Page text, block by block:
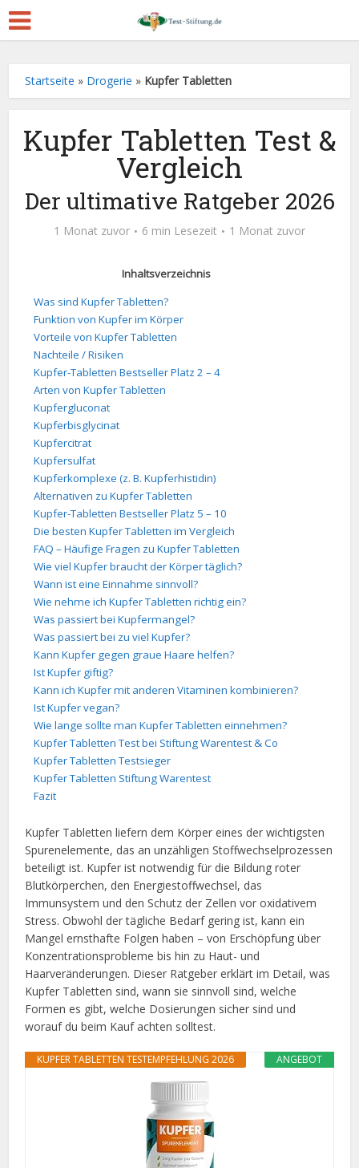
Startseite » Drogerie » Kupfer Tabletten
Kupfer Tabletten Test &
Vergleich
Der ultimative Ratgeber 2026
1 Monat zuvor 6 min Lesezeit 1 Monat zuvor
Inhaltsverzeichnis
Was sind Kupfer Tabletten?
Funktion von Kupfer im Körper
Vorteile von Kupfer Tabletten
Nachteile / Risiken
Kupfer-Tabletten Bestseller Platz 2 – 4
Arten von Kupfer Tabletten
Kupfergluconat
Kupferbisglycinat
Kupfercitrat
Kupfersulfat
Kupferkomplexe (z. B. Kupferhistidin)
Alternativen zu Kupfer Tabletten
Kupfer-Tabletten Bestseller Platz 5 – 10
Die besten Kupfer Tabletten im Vergleich
FAQ – Häufige Fragen zu Kupfer Tabletten
Wie viel Kupfer braucht der Körper täglich?
Wann ist eine Einnahme sinnvoll?
Wie nehme ich Kupfer Tabletten richtig ein?
Was passiert bei Kupfermangel?
Was passiert bei zu viel Kupfer?
Kann Kupfer gegen graue Haare helfen?
Ist Kupfer giftig?
Kann ich Kupfer mit anderen Vitaminen kombinieren?
Ist Kupfer vegan?
Wie lange sollte man Kupfer Tabletten einnehmen?
Kupfer Tabletten Test bei Stiftung Warentest & Co
Kupfer Tabletten Testsieger
Kupfer Tabletten Stiftung Warentest
Fazit
Kupfer Tabletten liefern dem Körper eines der wichtigsten
Spurenelemente, das an unzähligen Stoffwechselprozessen
beteiligt ist. Kupfer ist notwendig für die Bildung roter
Blutkörperchen, den Energiestoffwechsel, das
Immunsystem und den Schutz der Zellen vor oxidativem
Stress. Obwohl der tägliche Bedarf gering ist, kann ein
Mangel ernsthafte Folgen haben – von Erschöpfung über
Konzentrationsprobleme bis hin zu Haut- und
Haarveränderungen. Dieser Ratgeber erklärt im Detail, was
Kupfer Tabletten sind, wann sie sinnvoll sind, welche
Formen es gibt, welche Dosierungen sicher sind und
worauf du beim Kauf achten solltest.
ANGEBOT
KUPFER TABLETTEN TESTEMPFEHLUNG 2026